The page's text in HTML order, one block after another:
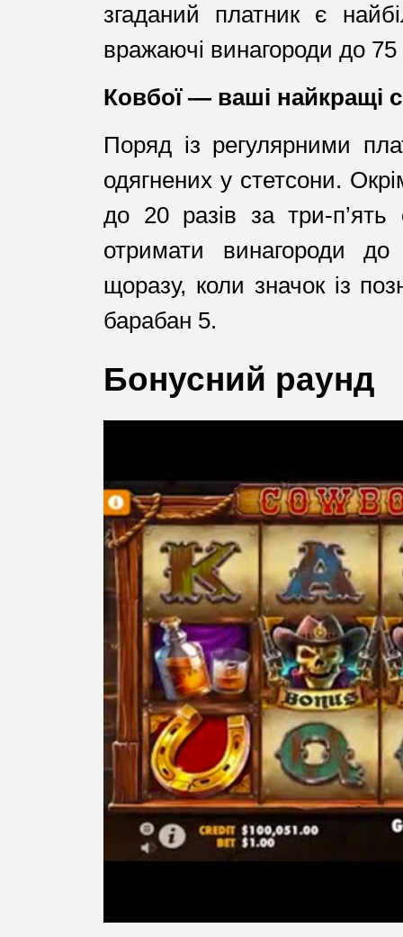
згаданий платник є
вражаючі винагороди до 75
Ковбої — ваші найкращі
Поряд із регулярними
одягнених у стетсони.
до 20 разів за три-
отримати винагороди до
щоразу, коли значок із
барабан 5.
Бонусний раунд